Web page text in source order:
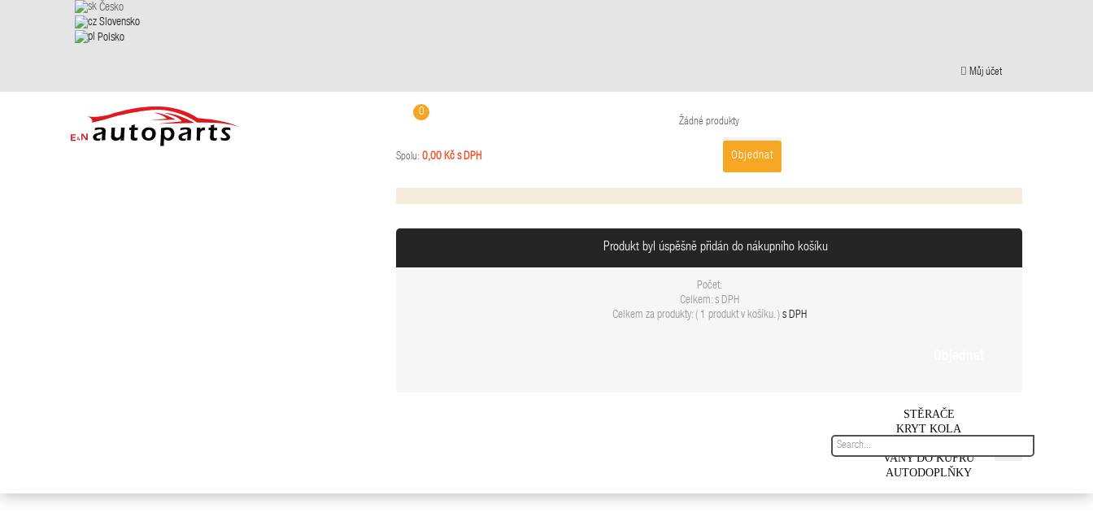
Česko
Slovensko
Polsko
Můj účet
0
Žádné produkty
Spolu: 0,00 Kč s DPH Objednat
Produkt byl úspěšně přidán do nákupního košíku
Počet:
Celkem: s DPH
Celkem za produkty: ( 1 produkt v košíku. ) s DPH
STĚRAČE
KRYT KOLA
VANY DO KUFRU
AUTODOPLŇKY